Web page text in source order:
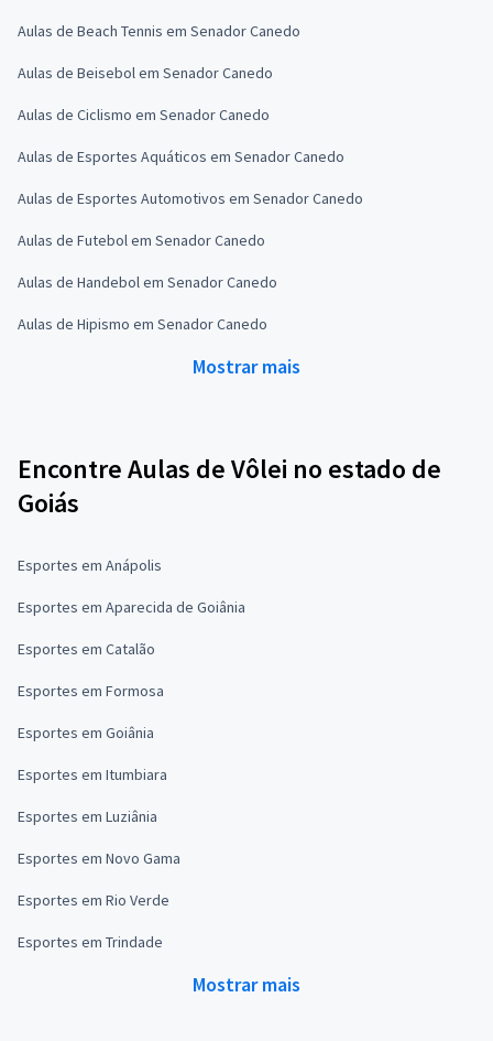
Aulas de Beach Tennis em Senador Canedo
Aulas de Beisebol em Senador Canedo
Aulas de Ciclismo em Senador Canedo
Aulas de Esportes Aquáticos em Senador Canedo
Aulas de Esportes Automotivos em Senador Canedo
Aulas de Futebol em Senador Canedo
Aulas de Handebol em Senador Canedo
Aulas de Hipismo em Senador Canedo
Mostrar mais
Encontre Aulas de Vôlei no estado de
Goiás
Esportes em Anápolis
Esportes em Aparecida de Goiânia
Esportes em Catalão
Esportes em Formosa
Esportes em Goiânia
Esportes em Itumbiara
Esportes em Luziânia
Esportes em Novo Gama
Esportes em Rio Verde
Esportes em Trindade
Mostrar mais